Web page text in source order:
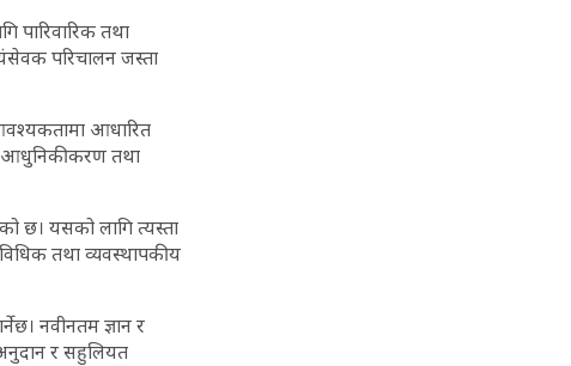
पारिवारिक तथा
परिचालन जस्ता
आधारित
आधुनिकीकरण तथा
छ। यसको लागि त्यस्ता
तथा व्यवस्थापकीय
नवीनतम ज्ञान र
र सहुलियत